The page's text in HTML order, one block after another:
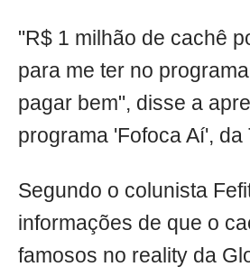
"R$ 1 milhão de cachê
para me ter no
pagar bem", disse a
programa 'Fofoca Aí', da
Segundo o colunista
informações de que o
famosos no reality da